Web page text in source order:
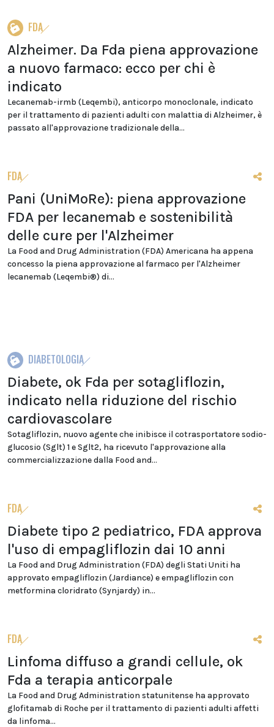
FDA
Alzheimer. Da Fda piena approvazione
a nuovo farmaco: ecco per chi è
indicato
Lecanemab-irmb (Leqembi), anticorpo monoclonale, indicato
per il trattamento di pazienti adulti con malattia di Alzheimer, è
passato all'approvazione tradizionale della...
FDA
Pani (UniMoRe): piena approvazione
FDA per lecanemab e sostenibilità
delle cure per l'Alzheimer
La Food and Drug Administration (FDA) Americana ha appena
concesso la piena approvazione al farmaco per l'Alzheimer
lecanemab (Leqembi®️) di...
DIABETOLOGIA
Diabete, ok Fda per sotagliflozin,
indicato nella riduzione del rischio
cardiovascolare
Sotagliflozin, nuovo agente che inibisce il cotrasportatore sodio-
glucosio (Sglt) 1 e Sglt2, ha ricevuto l'approvazione alla
commercializzazione dalla Food and...
FDA
Diabete tipo 2 pediatrico, FDA approva
l'uso di empagliflozin dai 10 anni
La Food and Drug Administration (FDA) degli Stati Uniti ha
approvato empagliflozin (Jardiance) e empagliflozin con
metformina cloridrato (Synjardy) in...
FDA
Linfoma diffuso a grandi cellule, ok
Fda a terapia anticorpale
La Food and Drug Administration statunitense ha approvato
glofitamab di Roche per il trattamento di pazienti adulti affetti
da linfoma...